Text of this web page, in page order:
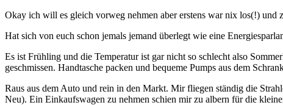
Okay ich will es gleich vorweg nehmen aber erstens war nix los(!) und
Hat sich von euch schon jemals jemand überlegt wie eine
Es ist Frühling und die Temperatur ist gar nicht so schlecht also
geschmissen. Handtasche packen und bequeme Pumps aus dem
Raus aus dem Auto und rein in den Markt. Mir fliegen ständig die
Neu). Ein Einkaufswagen zu nehmen schien mir zu albern für die